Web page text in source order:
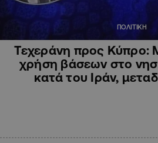
ΠΟΛΙΤΙΚΗ
Τεχεράνη προς Κύπρο:
χρήση βάσεων στο
κατά του Ιράν,